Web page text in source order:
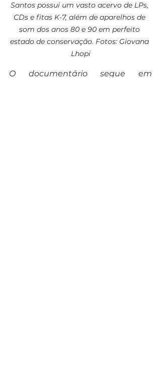
Santos possui um vasto acervo de LPs,
CDs e fitas K-7, além de aparelhos de
som dos anos 80 e 90 em perfeito
estado de conservação. Fotos: Giovana
Lhopi
O documentário segue em